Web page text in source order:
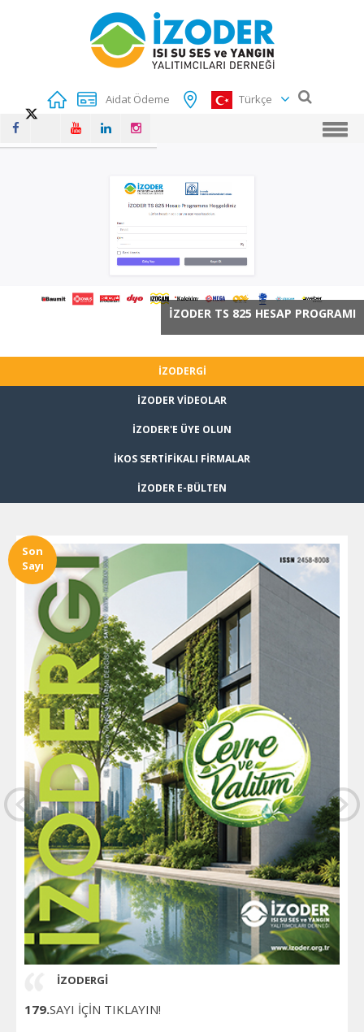
Aidat Ödeme Türkçe
İZODER TS 825 HESAP PROGRAMI
İZODERGİ
İZODER VİDEOLAR
İZODER'E ÜYE OLUN
İKOS SERTİFİKALI FİRMALAR
İZODER E-BÜLTEN
İZODERGİ
179.SAYI İÇİN TIKLAYIN!
Son
Sayı